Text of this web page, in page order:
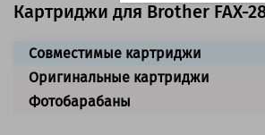
Картриджи для Brother FAX-
Совместимые картриджи
Оригинальные картриджи
Фотобарабаны